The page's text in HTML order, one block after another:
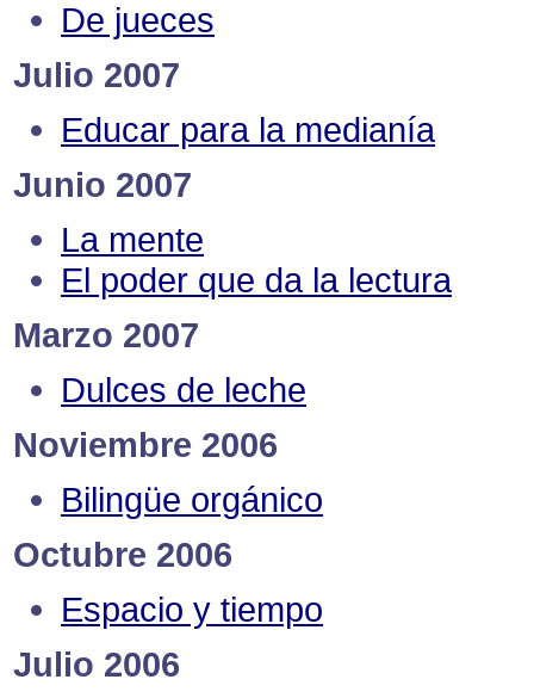
De jueces
Julio 2007
Educar para la medianía
Junio 2007
La mente
El poder que da la lectura
Marzo 2007
Dulces de leche
Noviembre 2006
Bilingüe orgánico
Octubre 2006
Espacio y tiempo
Julio 2006